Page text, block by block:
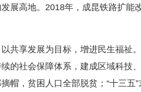
展高地。2018年，成昆铁路扩能
享发展为目标，增进民生福祉。
的社会保障体系，建成区域科技
帽，贫困人口全部脱贫；“十三